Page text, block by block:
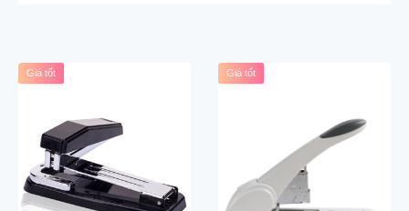
Giá tốt Giá tốt